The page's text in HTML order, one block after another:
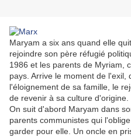
Maryam a six ans quand elle
rejoindre son père réfugié
1986 et les parents de Myriam,
pays. Arrive le moment de l'exil,
l'éloignement de sa famille, le
de revenir à sa culture d'origine.
On suit d'abord Maryam dans
parents communistes qui
garder pour elle. Un oncle en